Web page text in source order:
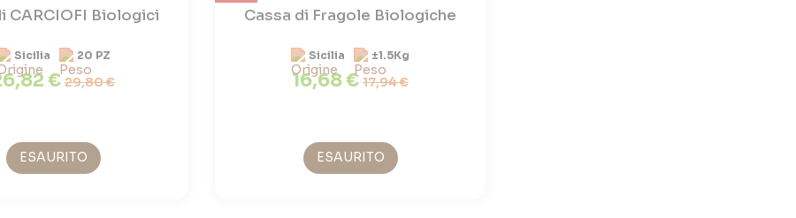
CARCIOFI Biologici
Sicilia 20 PZ
€29,80 €
ESAURITO
Cassa di Fragole Biologiche
Sicilia ±1.5Kg
16,68 € 17,94 €
ESAURITO